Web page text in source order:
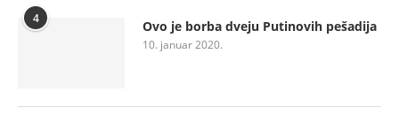
4 Ovo je borba dveju Putinovih pešadija
10. januar 2020.